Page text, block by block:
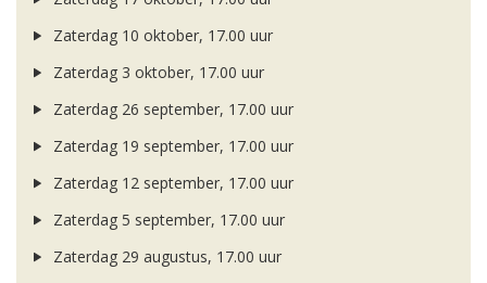
Zaterdag 10 oktober, 17.00 uur
Zaterdag 3 oktober, 17.00 uur
Zaterdag 26 september, 17.00 uur
Zaterdag 19 september, 17.00 uur
Zaterdag 12 september, 17.00 uur
Zaterdag 5 september, 17.00 uur
Zaterdag 29 augustus, 17.00 uur